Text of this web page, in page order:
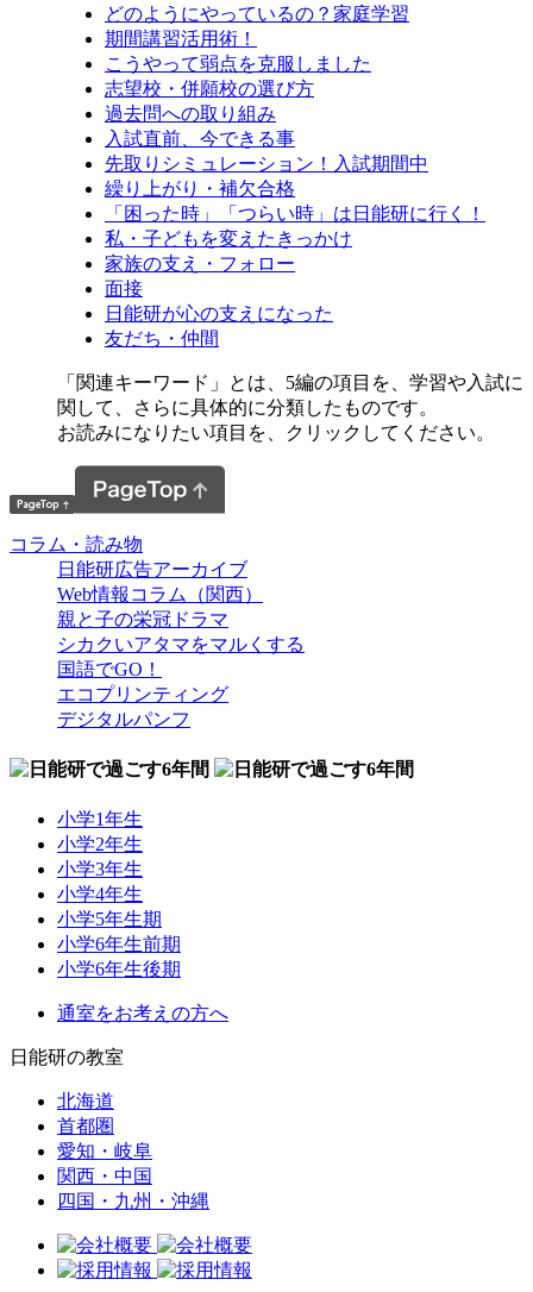
どのようにやっているの？家庭学習
期間講習活用術！
こうやって弱点を克服しました
志望校・併願校の選び方
過去問への取り組み
入試直前、今できる事
先取りシミュレーション！入試期間中
繰り上がり・補欠合格
「困った時」「つらい時」は日能研に行く！
私・子どもを変えたきっかけ
家族の支え・フォロー
面接
日能研が心の支えになった
友だち・仲間
「関連キーワード」とは、5編の項目を、学習や入試に
関して、さらに具体的に分類したものです。
お読みになりたい項目を、クリックしてください。
コラム・読み物
日能研広告アーカイブ
Web情報コラム（関西）
親と子の栄冠ドラマ
シカクいアタマをマルくする
国語でGO！
エコプリンティング
デジタルパンフ
小学1年生
小学2年生
小学3年生
小学4年生
小学5年生期
小学6年生前期
小学6年生後期
通室をお考えの方へ
日能研の教室
北海道
首都圏
愛知・岐阜
関西・中国
四国・九州・沖縄